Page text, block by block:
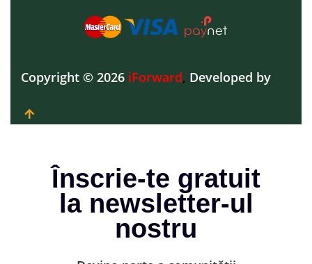
Copyright © 2026 iForward, Developed by
Înscrie-te gratuit
la newsletter-ul
nostru